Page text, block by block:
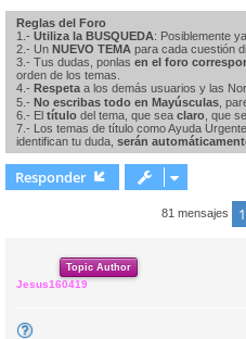
Reglas del Foro
1.- Utiliza la BUSQUEDA: Posiblemente
2.- Un NUEVO TEMA para cada cuestión
3.- Tus dudas, ponlas en el foro
orden de los temas.
4.- Respeta a los demás usuarios y las
5.- No escribas todo en Mayúsculas ,
6.- El título del tema, que sea claro , que
7.- Los temas de título como Ayuda
identifican tu duda, serán
Responder
81 mensajes 1
Topic Author
Jesus160419